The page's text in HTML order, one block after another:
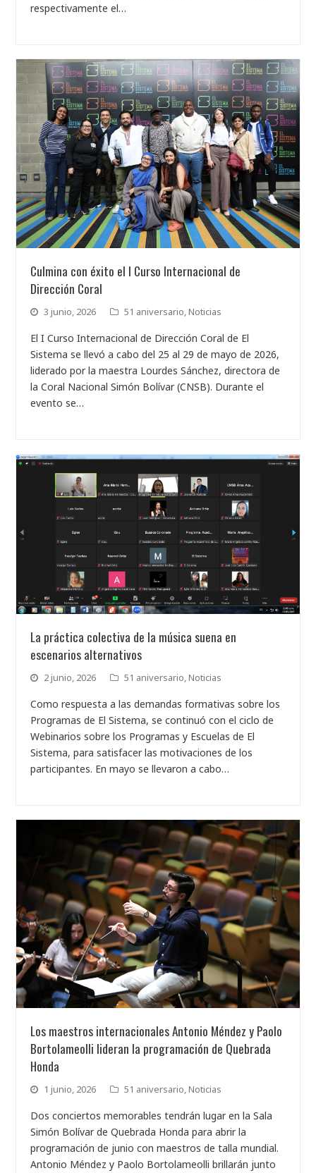
respectivamente el…
Culmina con éxito el I Curso Internacional de
Dirección Coral
3 junio, 2026 51 aniversario ,Noticias
El I Curso Internacional de Dirección Coral de El
Sistema se llevó a cabo del 25 al 29 de mayo de 2026,
liderado por la maestra Lourdes Sánchez, directora de
la Coral Nacional Simón Bolívar (CNSB). Durante el
evento se…
La práctica colectiva de la música suena en
escenarios alternativos
2 junio, 2026 51 aniversario ,Noticias
Como respuesta a las demandas formativas sobre los
Programas de El Sistema, se continuó con el ciclo de
Webinarios sobre los Programas y Escuelas de El
Sistema, para satisfacer las motivaciones de los
participantes. En mayo se llevaron a cabo…
Los maestros internacionales Antonio Méndez y Paolo
Bortolameolli lideran la programación de Quebrada
Honda
1 junio, 2026 51 aniversario,Noticias
Dos conciertos memorables tendrán lugar en la Sala
Simón Bolívar de Quebrada Honda para abrir la
programación de junio con maestros de talla mundial.
Antonio Méndez y Paolo Bortolameolli brillarán junto